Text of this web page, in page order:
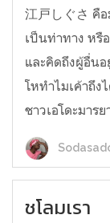
江戸しぐさ คื
เป็นท่าทาง หรื
และคิดถึงผู้อื่นอ
โหทำไมเค้าถึง
ชาวเอโดะมาร
ชโลมเรา